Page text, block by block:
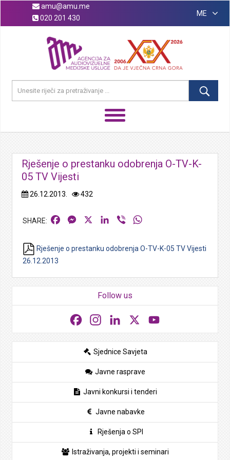
amu@amu.me
020 201 430
ME
Rješenje o prestanku odobrenja O-TV-K-
05 TV Vijesti
26.12.2013. 432
FacebookMessengerLinkedIn
Viber
Rješenje o prestanku odobrenja O-TV-K-05 TV Vijesti
26.12.2013
Follow us
FacebookInstagramLinkedIn
Sjednice Savjeta
Javne rasprave
Javni konkursi i tenderi
Javne nabavke
Rješenja o SPI
Istraživanja, projekti i seminari